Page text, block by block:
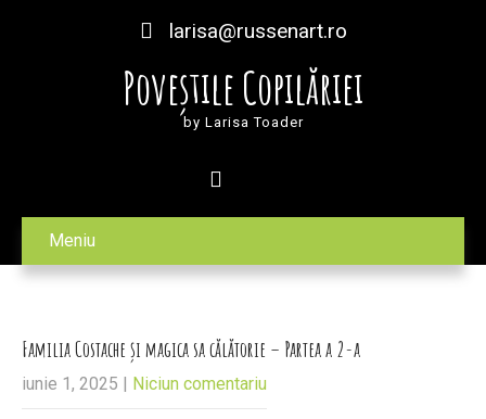
larisa@russenart.ro
Poveștile Copilăriei
by Larisa Toader
Meniu
Familia Costache și magica sa călătorie – Partea a 2-a
iunie 1, 2025 | Niciun comentariu